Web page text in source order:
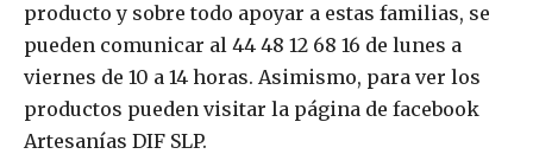
producto y sobre todo apoyar a estas familias, se
pueden comunicar al 44 48 12 68 16 de lunes a
viernes de 10 a 14 horas. Asimismo, para ver los
productos pueden visitar la página de facebook
Artesanías DIF SLP.